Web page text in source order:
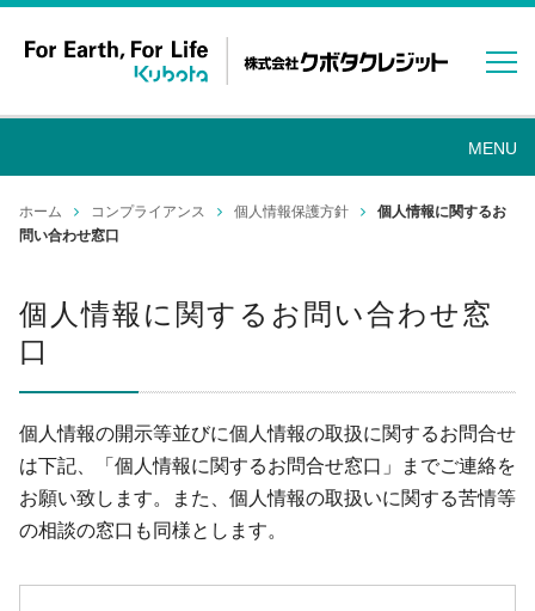
ホーム コンプライアンス 個人情報保護方針
個人情報に関するお
問い合わせ窓口
個人情報に関するお問い合わせ窓
口
個人情報の開示等並びに個人情報の取扱に関するお問合せ
は下記、「個人情報に関するお問合せ窓口」までご連絡を
お願い致します。また、個人情報の取扱いに関する苦情等
の相談の窓口も同様とします。